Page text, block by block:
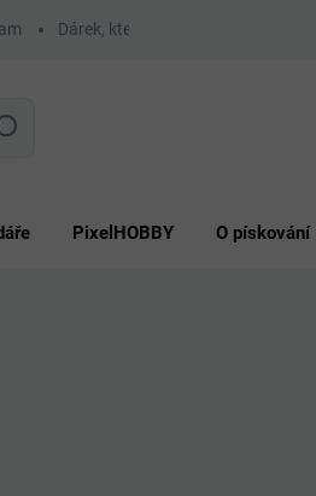
Dárek, který má smysl
PixelHOBBY O pískování